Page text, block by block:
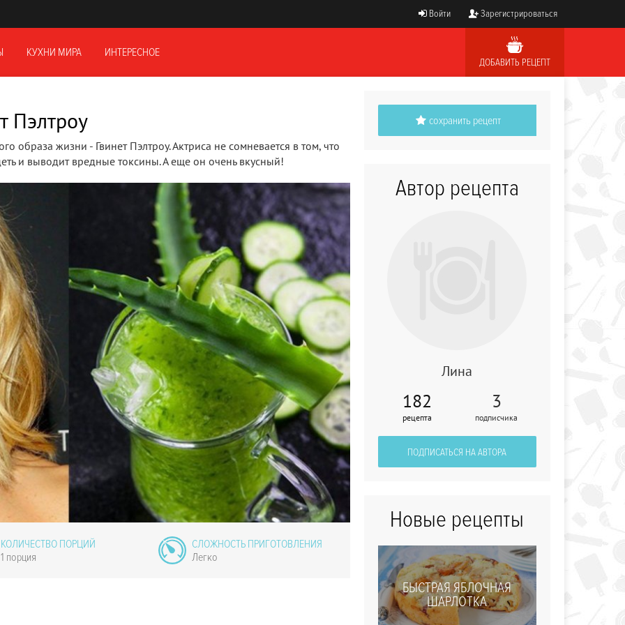
Войти Зарегистрироваться
КУХНИ МИРА ИНТЕРЕСНОЕ
ДОБАВИТЬ РЕЦЕПТ
Пэлтроу
образа жизни - Гвинет Пэлтроу. Актриса не сомневается в том, что
и выводит вредные токсины. А еще он очень вкусный!
Вода для
похудения "Сасси"
КОЛИЧЕСТВО ПОРЦИЙ
1 порция
СЛОЖНОСТЬ ПРИГОТОВЛЕНИЯ
Легко
сохранить рецепт
Автор рецепта
Лина
182
рецепта
3
подписчика
ПОДПИСАТЬСЯ НА АВТОРА
Новые рецепты
БЫСТРАЯ ЯБЛОЧНАЯ
ШАРЛОТКА